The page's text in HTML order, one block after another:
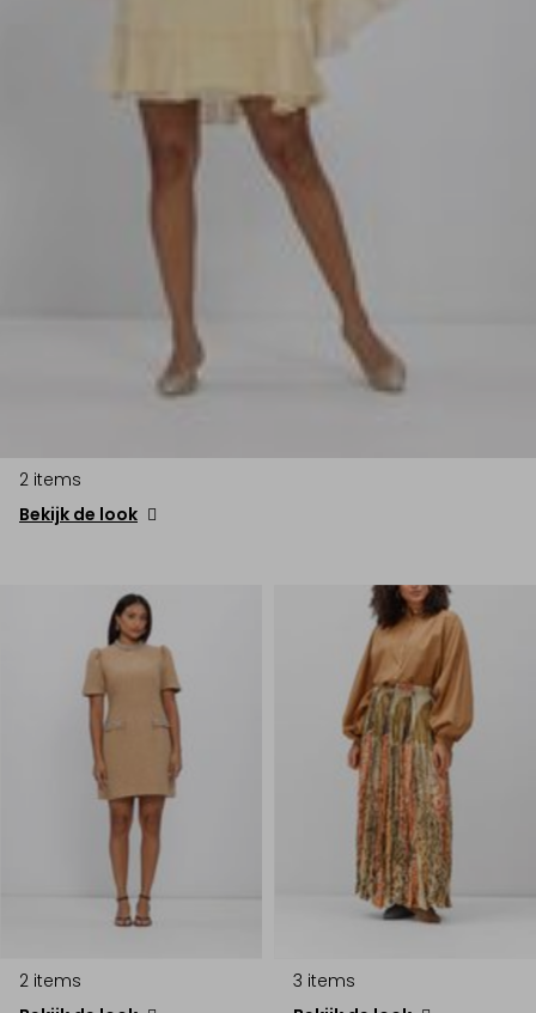
2 items
Bekijk de look
2 items
3 items